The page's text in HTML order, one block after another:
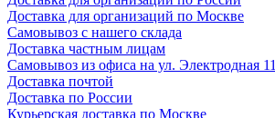
Доставка для организаций по Москве
Самовывоз с нашего склада
Доставка частным лицам
Самовывоз из офиса на ул. Электродная 11
Доставка почтой
Доставка по России
Курьерская доставка по Москве